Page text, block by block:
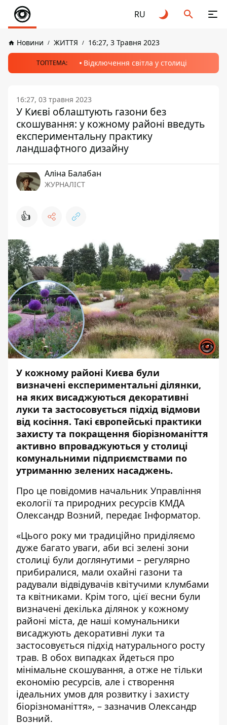
RU
Новини ЖИТТЯ 16:27, 3 Травня 2023
ТОПТЕМА: Відключення світла у столиці
16:27, 03 травня 2023
У Києві облаштують газони без
скошування: у кожному районі введуть
експериментальну практику
ландшафтного дизайну
Аліна Балабан
ЖУРНАЛІСТ
👍
У кожному районі Києва були
визначені експериментальні ділянки,
на яких висаджуються декоративні
луки та застосовується підхід відмови
від косіння. Такі європейські практики
захисту та покращення біорізноманіття
активно впроваджуються у столиці
комунальними підприємствами по
утриманню зелених насаджень.
Про це повідомив начальник Управління
екології та природних ресурсів КМДА
Олександр Возний, передає Інформатор.
«Цього року ми традиційно приділяємо
дуже багато уваги, аби всі зелені зони
столиці були доглянутими – регулярно
прибиралися, мали охайні газони та
радували відвідувачів квітучими клумбами
та квітниками. Крім того, цієї весни були
визначені декілька ділянок у кожному
районі міста, де наші комунальники
висаджують декоративні луки та
застосовується підхід натурального росту
трав. В обох випадках йдеться про
мінімальне скошування, а отже не тільки
економію ресурсів, але і створення
ідеальних умов для розвитку і захисту
біорізноманіття», – зазначив Олександр
Возний.